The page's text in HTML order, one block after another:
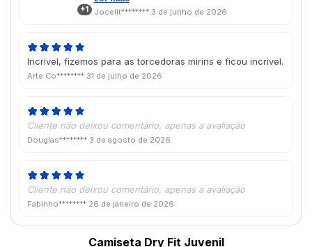
+1
abri um chamado e estou aguardando uma
Jocelit******** 3 de junho de 2026
Incrivel, fizemos para as torcedoras mirins e ficou incrivel.
Arte Co******** 31 de julho de 2026
Cliente não deixou comentário, apenas a avaliação
Douglas******** 3 de agosto de 2026
Cliente não deixou comentário, apenas a avaliação
Fabinho******** 26 de janeiro de 2026
Camiseta Dry Fit Juvenil